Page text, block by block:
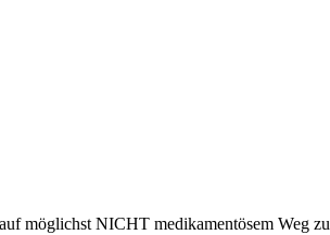
möglichst NICHT medikamentösem Weg